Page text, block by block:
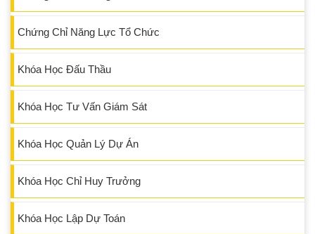
Chứng Chỉ Năng Lực Tổ Chức
Khóa Học Đấu Thầu
Khóa Học Tư Vấn Giám Sát
Khóa Học Quản Lý Dự Án
Khóa Học Chỉ Huy Trưởng
Khóa Học Lập Dự Toán